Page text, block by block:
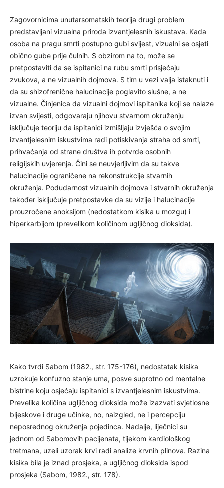
Zagovornicima unutarsomatskih teorija drugi problem
predstavljani vizualna priroda izvantjelesnih iskustava. Kada
osoba na pragu smrti postupno gubi svijest, vizualni se osjeti
obično gube prije čulnih. S obzirom na to, može se
pretpostaviti da se ispitanici na rubu smrti prisjećaju
zvukova, a ne vizualnih dojmova. S tim u vezi valja istaknuti i
da su shizofrenične halucinacije poglavito slušne, a ne
vizualne. Činjenica da vizualni dojmovi ispitanika koji se nalaze
izvan svijesti, odgovaraju njihovu stvarnom okruženju
isključuje teoriju da ispitanici izmišljaju izvješća o svojim
izvantjelesnim iskustvima radi potiskivanja straha od smrti,
prihvaćanja od strane društva ih potvrde osobnih
religijskih uvjerenja. Čini se neuvjerljivim da su takve
halucinacije ograničene na rekonstrukcije stvarnih
okruženja. Podudarnost vizualnih dojmova i stvarnih okruženja
također isključuje pretpostavke da su vizije i halucinacije
prouzročene anoksijom (nedostatkom kisika u mozgu) i
hiperkarbijom (prevelikom količinom ugljičnog dioksida).
Kako tvrdi Sabom (1982., str. 175-176), nedostatak kisika
uzrokuje konfuzno stanje uma, posve suprotno od mentalne
bistrine koju osjećaju ispitanici s izvantjelesnim iskustvima.
Prevelika količina ugljičnog dioksida može izazvati svjetlosne
bljeskove i druge učinke, no, naizgled, ne i percepciju
neposrednog okruženja pojedinca. Nadalje, liječnici su
jednom od Sabomovih pacijenata, tijekom kardiološkog
tretmana, uzeli uzorak krvi radi analize krvnih plinova. Razina
kisika bila je iznad prosjeka, a ugljičnog dioksida ispod
prosjeka (Sabom, 1982., str. 178).